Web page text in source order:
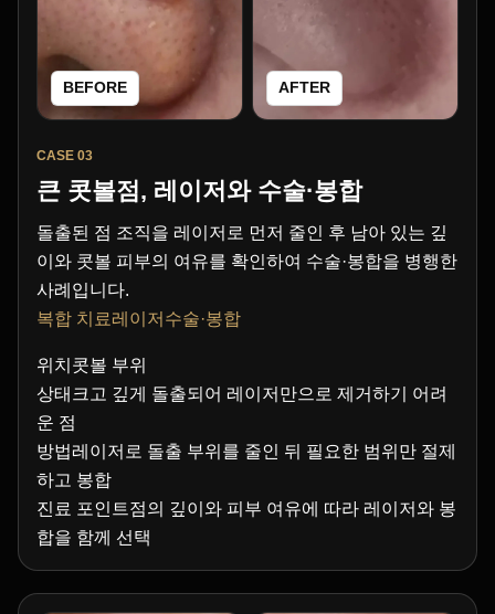
BEFORE AFTER
CASE 03
큰 콧볼점, 레이저와 수술·봉합
돌출된 점 조직을 레이저로 먼저 줄인 후 남아 있는 깊
이와 콧볼 피부의 여유를 확인하여 수술·봉합을 병행한
사례입니다.
복합 치료레이저수술·봉합
위치콧볼 부위
상태크고 깊게 돌출되어 레이저만으로 제거하기 어려
운 점
방법레이저로 돌출 부위를 줄인 뒤 필요한 범위만 절제
하고 봉합
진료 포인트점의 깊이와 피부 여유에 따라 레이저와 봉
합을 함께 선택